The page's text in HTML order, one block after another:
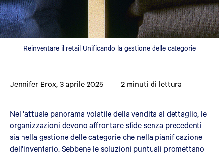
Reinventare il retail Unificando la gestione delle categorie
Jennifer Brox,3 aprile 2025 2 minuti di lettura
Nell'attuale panorama volatile della vendita al dettaglio, le
organizzazioni devono affrontare sfide senza precedenti
sia nella gestione delle categorie che nella pianificazione
dell'inventario. Sebbene le soluzioni puntuali promettano